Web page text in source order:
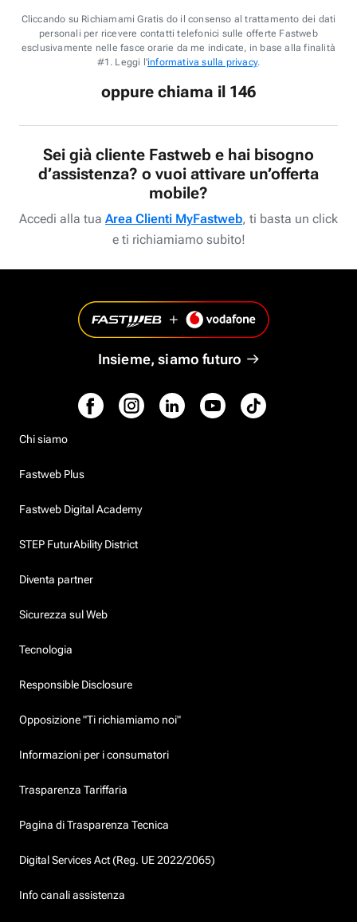
Cliccando su Richiamami Gratis do il consenso al trattamento dei dati
personali per ricevere contatti telefonici sulle offerte Fastweb
esclusivamente nelle fasce orarie da me indicate, in base alla finalità
#1. Leggi l'informativa sulla privacy.
oppure chiama il 146
Sei già cliente Fastweb e hai bisogno
d’assistenza? o vuoi attivare un’offerta
mobile?
Accedi alla tua Area Clienti MyFastweb, ti basta un click
e ti richiamiamo subito!
Insieme, siamo futuro
Chi siamo
Fastweb Plus
Fastweb Digital Academy
STEP FuturAbility District
Diventa partner
Sicurezza sul Web
Tecnologia
Responsible Disclosure
Opposizione "Ti richiamiamo noi"
Informazioni per i consumatori
Trasparenza Tariffaria
Pagina di Trasparenza Tecnica
Digital Services Act (Reg. UE 2022/2065)
Info canali assistenza